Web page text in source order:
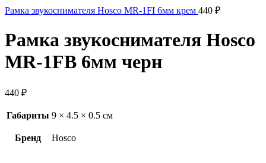
Рамка звукоснимателя Hosco MR-1FI 6мм крем 440 ₽
Рамка звукоснимателя Hosco
MR-1FB 6мм черн
440 ₽
Габариты 9 × 4.5 × 0.5 см
Бренд Hosco